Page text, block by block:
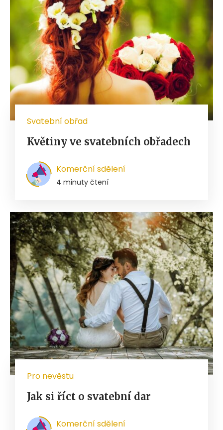
Svatební obřad
Květiny ve svatebních obřadech
Komerční sdělení
4 minuty čtení
Pro nevěstu
Jak si říct o svatební dar
Komerční sdělení